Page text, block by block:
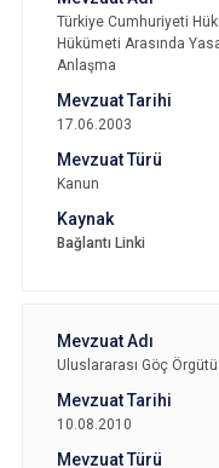
Türkiye Cumhuriyeti
Hükümeti Arasında
Anlaşma
17.06.2003
Kanun
Bağlantı Linki
Uluslararası Göç
10.08.2010